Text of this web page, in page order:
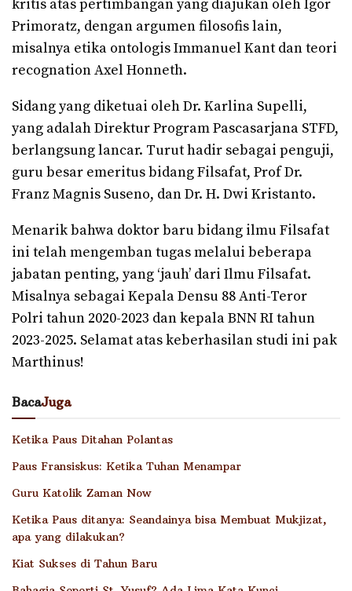
kritis atas pertimbangan yang diajukan oleh Igor
Primoratz, dengan argumen filosofis lain,
misalnya etika ontologis Immanuel Kant dan teori
recognation Axel Honneth.
Sidang yang diketuai oleh Dr. Karlina Supelli,
yang adalah Direktur Program Pascasarjana STFD,
berlangsung lancar. Turut hadir sebagai penguji,
guru besar emeritus bidang Filsafat, Prof Dr.
Franz Magnis Suseno, dan Dr. H. Dwi Kristanto.
Menarik bahwa doktor baru bidang ilmu Filsafat
ini telah mengemban tugas melalui beberapa
jabatan penting, yang ‘jauh’ dari Ilmu Filsafat.
Misalnya sebagai Kepala Densu 88 Anti-Teror
Polri tahun 2020-2023 dan kepala BNN RI tahun
2023-2025. Selamat atas keberhasilan studi ini pak
Marthinus!
BacaJuga
Ketika Paus Ditahan Polantas
Paus Fransiskus: Ketika Tuhan Menampar
Guru Katolik Zaman Now
Ketika Paus ditanya: Seandainya bisa Membuat Mukjizat,
apa yang dilakukan?
Kiat Sukses di Tahun Baru